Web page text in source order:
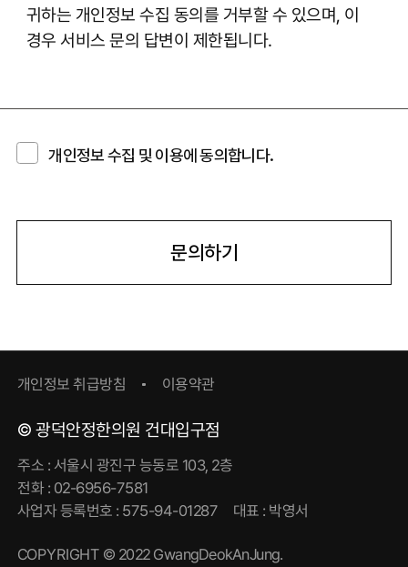
귀하는 개인정보 수집 동의를 거부할 수 있으며, 이
경우 서비스 문의 답변이 제한됩니다.
개인정보 수집 및 이용에 동의합니다.
문의하기
개인정보 취급방침 이용약관
© 광덕안정한의원 건대입구점
주소 : 서울시 광진구 능동로 103, 2층
전화 : 02-6956-7581
사업자 등록번호 : 575-94-01287 대표 : 박영서
COPYRIGHT © 2022 GwangDeokAnJung.